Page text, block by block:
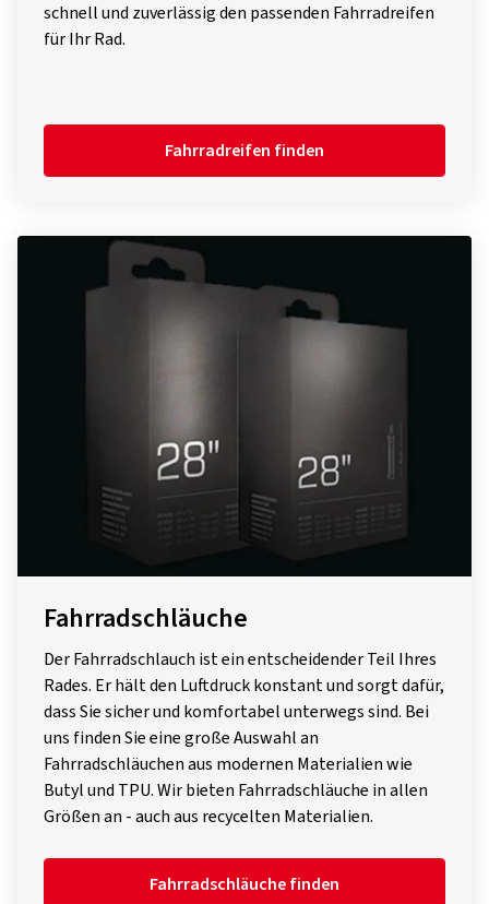
schnell und zuverlässig den passenden Fahrradreifen
für Ihr Rad.
Fahrradreifen finden
Fahrradschläuche
Der Fahrradschlauch ist ein entscheidender Teil Ihres
Rades. Er hält den Luftdruck konstant und sorgt dafür,
dass Sie sicher und komfortabel unterwegs sind. Bei
uns finden Sie eine große Auswahl an
Fahrradschläuchen aus modernen Materialien wie
Butyl und TPU. Wir bieten Fahrradschläuche in allen
Größen an - auch aus recycelten Materialien.
Fahrradschläuche finden